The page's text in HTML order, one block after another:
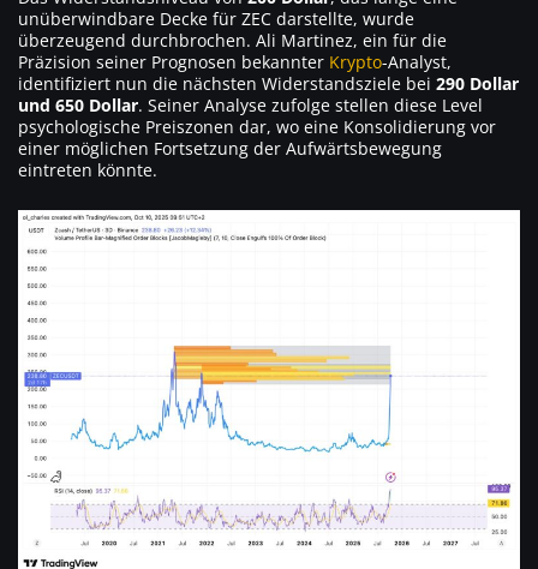
unüberwindbare Decke für ZEC darstellte, wurde
überzeugend durchbrochen. Ali Martinez, ein für die
Präzision seiner Prognosen bekannter Krypto-Analyst,
identifiziert nun die nächsten Widerstandsziele bei 290 Dollar
und 650 Dollar. Seiner Analyse zufolge stellen diese Level
psychologische Preiszonen dar, wo eine Konsolidierung vor
einer möglichen Fortsetzung der Aufwärtsbewegung
eintreten könnte.